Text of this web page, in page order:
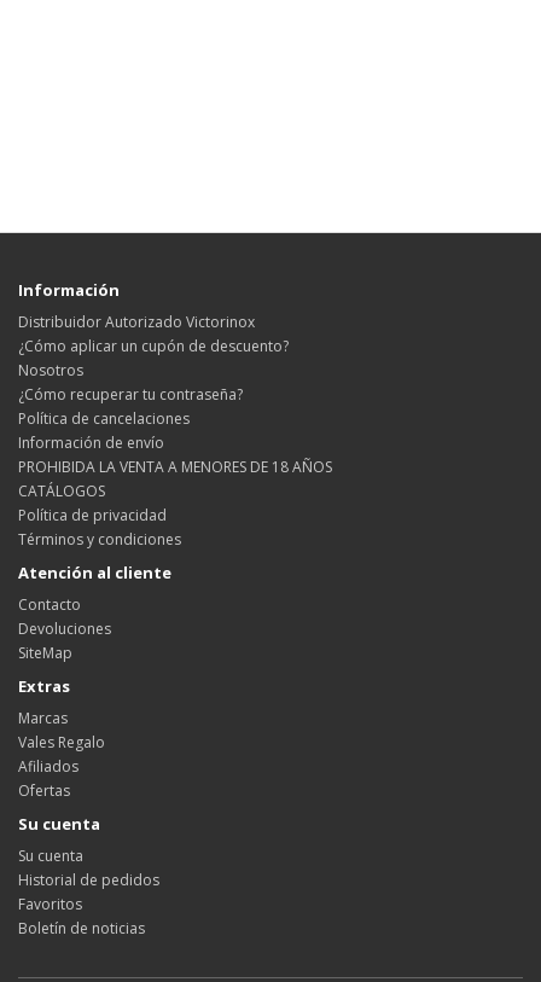
Información
Distribuidor Autorizado Victorinox
¿Cómo aplicar un cupón de descuento?
Nosotros
¿Cómo recuperar tu contraseña?
Política de cancelaciones
Información de envío
PROHIBIDA LA VENTA A MENORES DE 18 AÑOS
CATÁLOGOS
Política de privacidad
Términos y condiciones
Atención al cliente
Contacto
Devoluciones
SiteMap
Extras
Marcas
Vales Regalo
Afiliados
Ofertas
Su cuenta
Su cuenta
Historial de pedidos
Favoritos
Boletín de noticias